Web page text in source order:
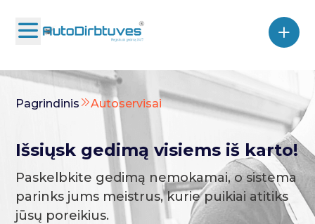
Pagrindinis Autoservisai
Išsiųsk gedimą visiems iš karto!
Paskelbkite gedimą nemokamai, o sistema
parinks jums meistrus, kurie puikiai atitiks
jūsų poreikius.